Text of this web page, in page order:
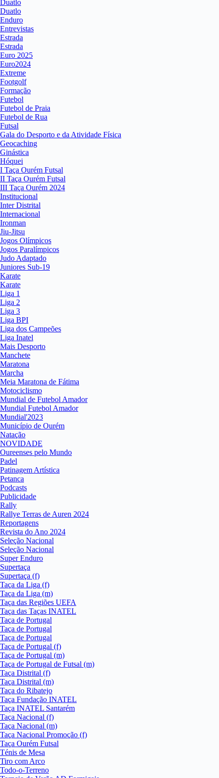
Duatlo
Duatlo
Enduro
Entrevistas
Estrada
Estrada
Euro 2025
Euro2024
Extreme
Footgolf
Formação
Futebol
Futebol de Praia
Futebol de Rua
Futsal
Gala do Desporto e da Atividade Física
Geocaching
Ginástica
Hóquei
I Taça Ourém Futsal
II Taça Ourém Futsal
III Taça Ourém 2024
Institucional
Inter Distrital
Internacional
Ironman
Jiu-Jitsu
Jogos Olímpicos
Jogos Paralímpicos
Judo Adaptado
Juniores Sub-19
Karate
Karate
Liga 1
Liga 2
Liga 3
Liga BPI
Liga dos Campeões
Liga Inatel
Mais Desporto
Manchete
Maratona
Marcha
Meia Maratona de Fátima
Motociclismo
Mundial de Futebol Amador
Mundial Futebol Amador
Mundial'2023
Município de Ourém
Natação
NOVIDADE
Oureenses pelo Mundo
Padel
Patinagem Artística
Petanca
Podcasts
Publicidade
Rally
Rallye Terras de Auren 2024
Reportagens
Revista do Ano 2024
Seleção Nacional
Seleção Nacional
Super Enduro
Supertaça
Supertaça (f)
Taça da Liga (f)
Taça da Liga (m)
Taça das Regiões UEFA
Taça das Taças INATEL
Taça de Portugal
Taça de Portugal
Taça de Portugal
Taça de Portugal (f)
Taça de Portugal (m)
Taça de Portugal de Futsal (m)
Taça Distrital (f)
Taça Distrital (m)
Taça do Ribatejo
Taça Fundação INATEL
Taça INATEL Santarém
Taça Nacional (f)
Taça Nacional (m)
Taça Nacional Promoção (f)
Taça Ourém Futsal
Ténis de Mesa
Tiro com Arco
Todo-o-Terreno